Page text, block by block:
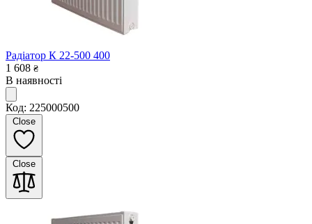
Радіатор К 22-500 400
1 608 ₴
В наявності
Код: 225000500
Close
Close